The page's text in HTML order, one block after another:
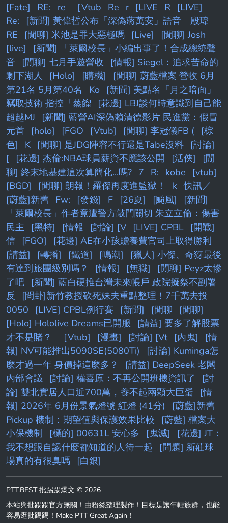
[Fate]
RE: re ［Vtub Re r [LIVE R
[LIVE]
Re:
[新聞] 黃偉哲公布「深偽蔣萬安」語音 殷瑋
RE
[閒聊] 米池是罪大惡極嗎 [Live]
[閒聊] Josh
[live]
[新聞] 「萊爾校長」小編出事了！合成總統聲
音
[閒聊] 七月手遊營收
[情報] Siegel：追求苦命的
剩下湖人
[Holo] [購機]
[閒聊] 蔚藍檔案 營收 6月
第21名 5月第40名
Ko
[新聞] 美點名「月之暗面」
竊取技術 指控「蒸餾
[花邊] LBJ談何時意識到自己能
超越MJ
[新聞] 藍營AI深偽賴清德影片 民進黨：假冒
元首
[holo] [FGO [Vtub] [閒聊] 李冠儀FB (
[棕
色]
K [閒聊] 是JDG陣容不行還是Tabe沒料
[討論]
[
[花邊] 杰倫:NBA球員薪資不應該公開 [活俠]
[閒
聊] 終末地基建這次算簡化...嗎? 7 R: kobe
[vtub]
[BGD]
[閒聊] 朗報！羅傑再度進監獄！ k 快訊／
[蔚藍]新舊 Fw: [發錢] F [26夏] [颱風]
[新聞]
「萊爾校長」作者竟遭警方敲門關切 朱立立倫：傷害
民主
[黑特] [情報 [討論] [V [LIVE] CPBL
[開戰]
信
[FGO]
[花邊] AE在小孩贍養費官司上取得勝利
[請益]
[轉播] [鐵道] [鳴潮]
[獵人] 小傑、奇犽最後
有達到旅團級別嗎？
[情報] [無職]
[閒聊] Peyz太慘
了吧
[新聞] 藍白硬推台灣未來帳戶 政院擬祭不副署
反
[問卦]新竹教授砍死妹夫重點整理！7千萬去投
0050
[LIVE] CPBL例行賽 [新聞] [閒聊
[閒聊]
[Holo] Hololive Dreams已開服
[請益] 要多了解股票
才不是賭？
［Vtub] [漫畫] [討論] [Vt [內鬼]
[情
報] NV可能推出5090SE(5080Ti)
[討論] Kuminga怎
麼才過一年 身價掉這麼多？
[請益] DeepSeek 老闆
內部會議
[討論] 權喜原：不再公開班機資訊了
[討
論] 雙北實居人口近700萬，養不起兩顆大巨蛋
[情
報] 2026年 6月份景氣燈號 紅燈 (41分)
[蔚藍]新舊
Pickup 機制：期望值與保護效果比較
[蔚藍] 檔案大
小保機制
[標的] 00631L 安心多 [鬼滅]
[花邊] JT：
我不想跟自認什麼都知道的人待一起
[問題] 新莊球
場真的有很臭嗎
[白銀]
PTT.BEST 批踢踢爆文 © 2026
本站與批踢踢官方無關！由粉絲整理製作！目標是讓年輕族群，也能
容易逛批踢踢！Make PTT Great Again！